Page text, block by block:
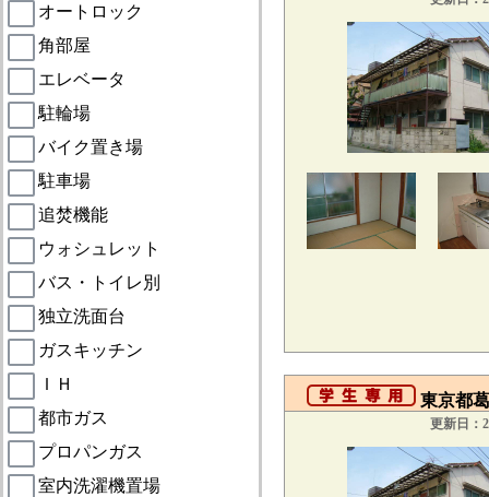
オートロック
角部屋
エレベータ
駐輪場
バイク置き場
駐車場
追焚機能
ウォシュレット
バス・トイレ別
独立洗面台
ガスキッチン
ＩＨ
都市ガス
プロパンガス
室内洗濯機置場
東京都
更新日：